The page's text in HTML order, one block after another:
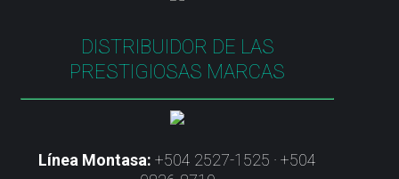
DISTRIBUIDOR DE LAS
PRESTIGIOSAS MARCAS
Línea Montasa: +504 2527-1525 · +504